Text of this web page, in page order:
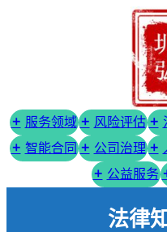
服务领域 风险评估
智能合同
公司治理
公益服务
法律